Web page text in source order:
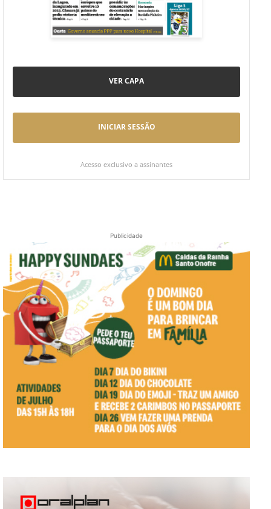
VER CAPA
INICIAR SESSÃO
Acesso exclusivo a assinantes
Publicidade